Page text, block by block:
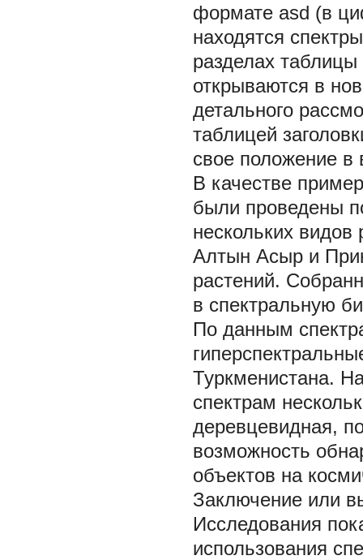
формате asd (в
находятся
разделах
открываются в
детального
таблицей
свое положение в
В качестве
были проведены
нескольких видов
Алтын Асыр и
растений.
в спектральную
По данным
Туркменистана.
спектрам
деревцевидная,
возможность
объектов на
Заключение или
Исследования
использования